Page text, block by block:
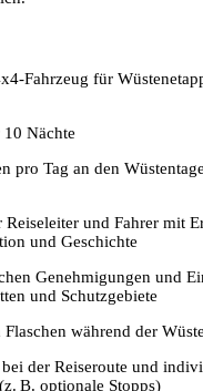
Fahrzeug für
Nächte
pro Tag an den
Reiseleiter und Fahrer mit
und Geschichte
Genehmigungen und
und Schutzgebiete
während der
der Reiseroute und
B. optionale Stopps)